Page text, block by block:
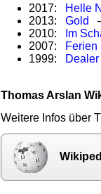
2017: Helle
2013:Gold
2010:
Im
2007: Ferien
1999: Dealer
Thomas Arslan
Weitere Infos über